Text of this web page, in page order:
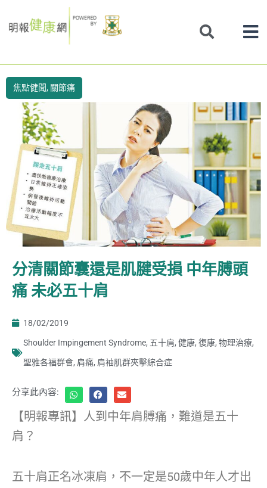
to
焦點健聞, 關節痛
分清關節囊還是肌腱受損 中年膊頭
痛 未必五十肩
18/02/2019
Shoulder Impingement Syndrome, 五十肩, 健康, 復康, 物理治療,
聖雅各福群會, 肩痛, 肩袖肌群夾擊綜合症
分享此內容:
【明報專訊】人到中年肩膊痛，難道是五十
肩？
五十肩正名冰凍肩，不一定是50歲中年人才出